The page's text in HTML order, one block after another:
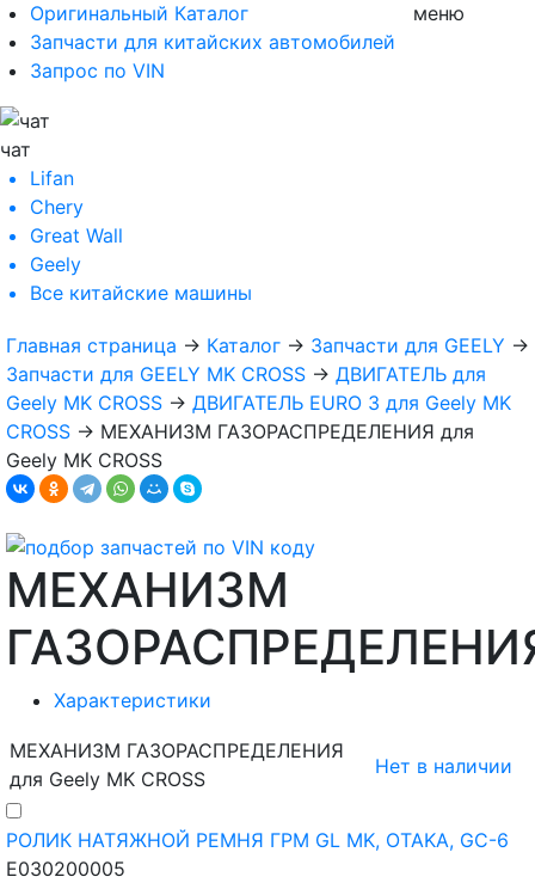
Оригинальный Каталог
Запчасти для китайских автомобилей
Запрос по VIN
меню
чат
Lifan
Chery
Great Wall
Geely
Все китайские машины
Главная страница → Каталог → Запчасти для GEELY →
Запчасти для GEELY MK CROSS → ДВИГАТЕЛЬ для
Geely MK CROSS → ДВИГАТЕЛЬ EURO 3 для Geely MK
CROSS → МЕХАНИЗМ ГАЗОРАСПРЕДЕЛЕНИЯ для
Geely MK CROSS
МЕХАНИЗМ
Характеристики
МЕХАНИЗМ ГАЗОРАСПРЕДЕЛЕНИЯ
для Geely MK CROSS
Нет в наличии
РОЛИК НАТЯЖНОЙ РЕМНЯ ГРМ GL MK, OTAKA, GC-6
E030200005